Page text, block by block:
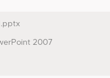
2007